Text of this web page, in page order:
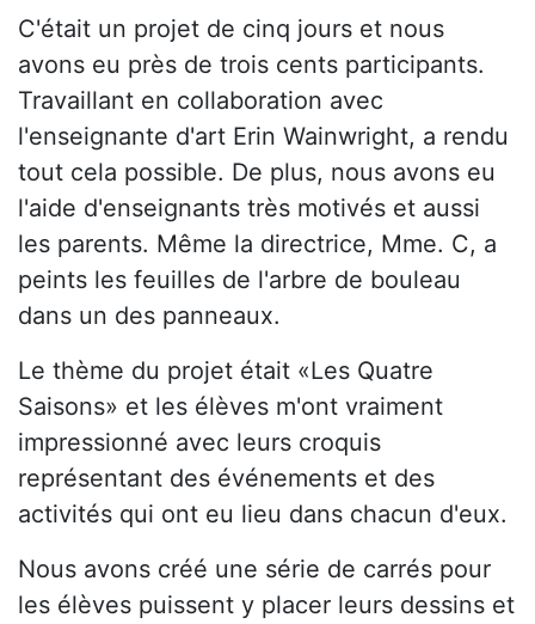
C'était un projet de cinq jours et nous
avons eu près de trois cents participants.
Travaillant en collaboration avec
l'enseignante d'art Erin Wainwright, a rendu
tout cela possible. De plus, nous avons eu
l'aide d'enseignants très motivés et aussi
les parents. Même la directrice, Mme. C, a
peints les feuilles de l'arbre de bouleau
dans un des panneaux.
Le thème du projet était «Les Quatre
Saisons» et les élèves m'ont vraiment
impressionné avec leurs croquis
représentant des événements et des
activités qui ont eu lieu dans chacun d'eux.
Nous avons créé une série de carrés pour
les élèves puissent y placer leurs dessins et